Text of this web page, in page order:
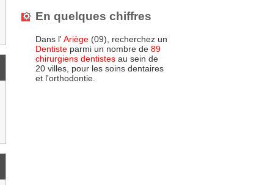
En quelques chiffres
Dans l' Ariège (09), recherchez un
Dentiste parmi un nombre de 89
chirurgiens dentistes au sein de
20 villes, pour les soins dentaires
et l'orthodontie.